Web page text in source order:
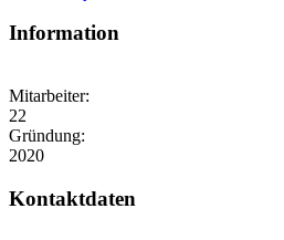
Information
Mitarbeiter:
22
Gründung:
2020
Kontaktdaten